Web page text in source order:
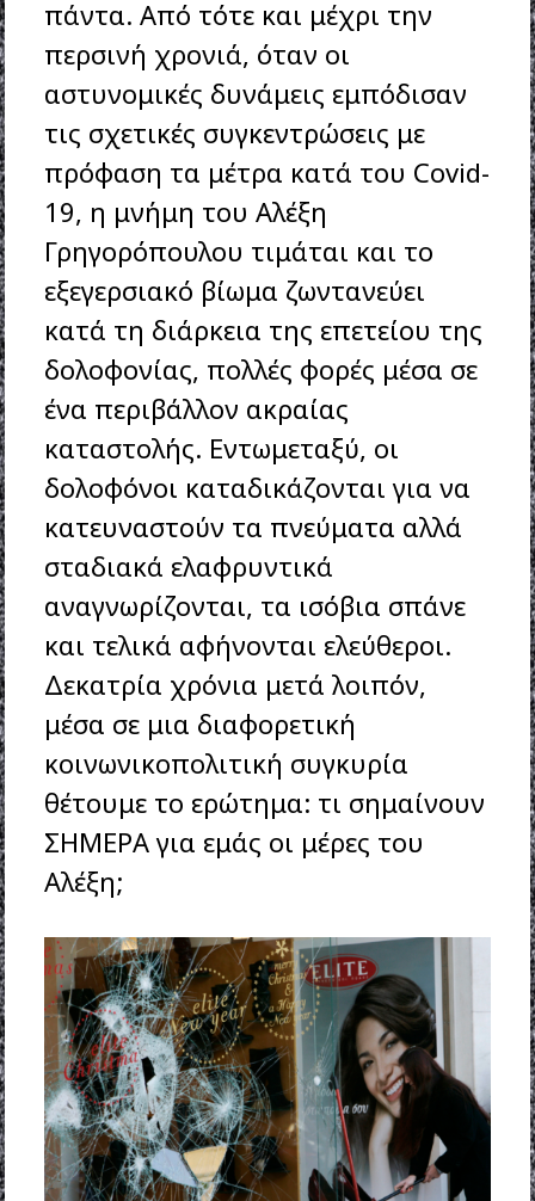
πάντα. Από τότε και μέχρι την
περσινή χρονιά, όταν οι
αστυνομικές δυνάμεις εμπόδισαν
τις σχετικές συγκεντρώσεις με
πρόφαση τα μέτρα κατά του Covid-
19, η μνήμη του Αλέξη
Γρηγορόπουλου τιμάται και το
εξεγερσιακό βίωμα ζωντανεύει
κατά τη διάρκεια της επετείου της
δολοφονίας, πολλές φορές μέσα σε
ένα περιβάλλον ακραίας
καταστολής. Εντωμεταξύ, οι
δολοφόνοι καταδικάζονται για να
κατευναστούν τα πνεύματα αλλά
σταδιακά ελαφρυντικά
αναγνωρίζονται, τα ισόβια σπάνε
και τελικά αφήνονται ελεύθεροι.
Δεκατρία χρόνια μετά λοιπόν,
μέσα σε μια διαφορετική
κοινωνικοπολιτική συγκυρία
θέτουμε το ερώτημα: τι σημαίνουν
ΣΗΜΕΡΑ για εμάς οι μέρες του
Αλέξη;